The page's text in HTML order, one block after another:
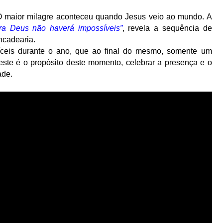
maior milagre aconteceu quando Jesus veio ao mundo. A
Deus não haverá impossíveis”, revela a sequência de
durante o ano, que ao final do mesmo, somente um
é o propósito deste momento, celebrar a presença e o